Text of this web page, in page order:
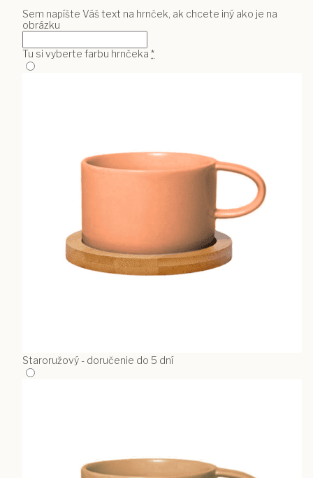
Sem napíšte Váš text na hrnček, ak chcete iný ako je na
obrázku
Tu si vyberte farbu hrnčeka *
Staroružový - doručenie do 5 dní